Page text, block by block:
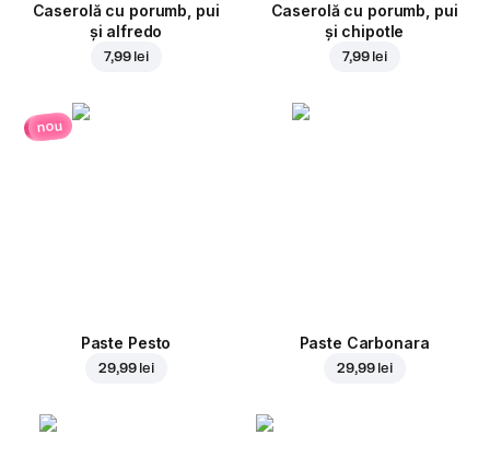
Caserolă cu porumb, pui
și alfredo
7,99 lei
Caserolă cu porumb, pui
și chipotle
7,99 lei
nou
Paste Pesto
29,99 lei
Paste Carbonara
29,99 lei